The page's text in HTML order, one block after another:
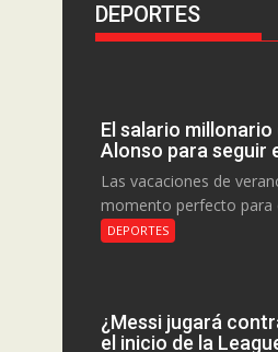
DEPORTES
El salario
Alonso para seguir
Las vacaciones de
momento perfecto para
DEPORTES
¿Messi jugará
el inicio de la